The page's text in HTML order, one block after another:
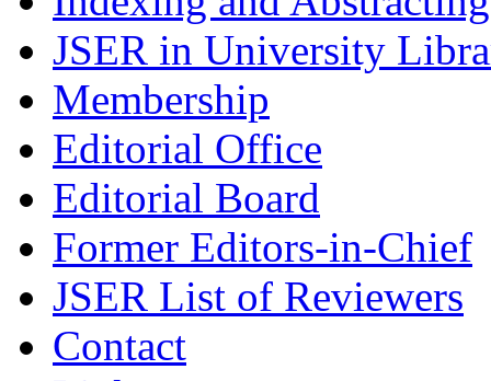
JSER in University
Membership
Editorial Office
Editorial Board
Former Editors-in-Chief
JSER List of Reviewers
Contact